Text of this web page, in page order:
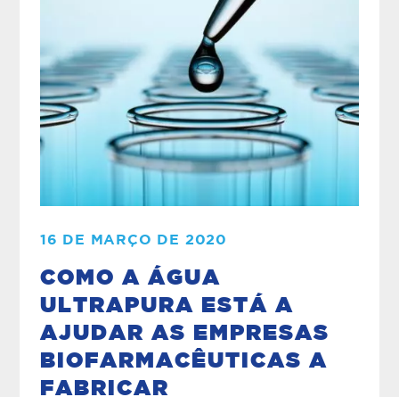
16 DE MARÇO DE 2020
COMO A ÁGUA
ULTRAPURA ESTÁ A
AJUDAR AS EMPRESAS
BIOFARMACÊUTICAS A
FABRICAR